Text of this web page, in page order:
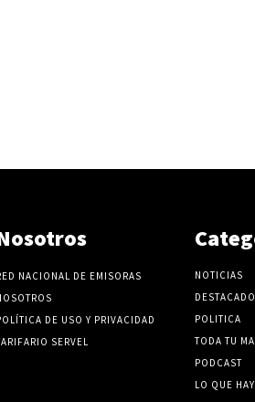
NACIONAL DE EMISORAS
DE USO Y PRIVACIDAD
SERVEL
NOTICIAS
POLITICA
TODA TU
PODCAST
LO QUE